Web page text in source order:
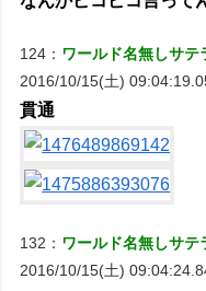
124： ワールド名無しサ
2016/10/15(土)
貫通
132： ワールド名無しサテ
2016/10/15(土)